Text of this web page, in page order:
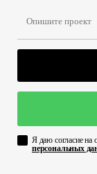
Я даю согласие на
персональных